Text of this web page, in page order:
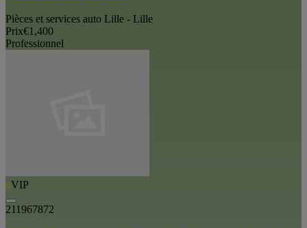
Pièces et services auto Lille - Lille
Prix€1,400
Professionnel
VIP
211967872